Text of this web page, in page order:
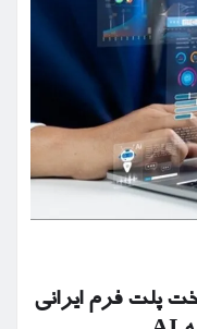
پلت فرم ایرانی